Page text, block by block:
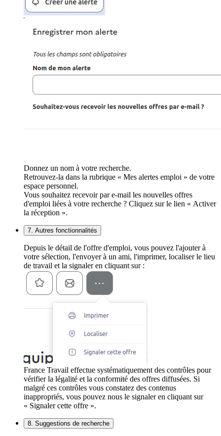
Donnez un nom à votre recherche.
Retrouvez-la dans la rubrique « Mes alertes emploi » de votre
espace personnel.
Vous souhaitez recevoir par e-mail les nouvelles offres
d'emploi liées à votre recherche ? Cliquez sur le lien « Activer
la réception ».
7. Autres fonctionnalités
Depuis le détail de l'offre d'emploi, vous pouvez l'ajouter à
votre sélection, l'envoyer à un ami, l'imprimer, localiser le lieu
de travail et la signaler en cliquant sur :
France Travail effectue systématiquement des contrôles pour
vérifier la légalité et la conformité des offres diffusées. Si
malgré ces contrôles vous constatez des contenus
inappropriés, vous pouvez nous le signaler en cliquant sur
« Signaler cette offre ».
8. Suggestions de recherche